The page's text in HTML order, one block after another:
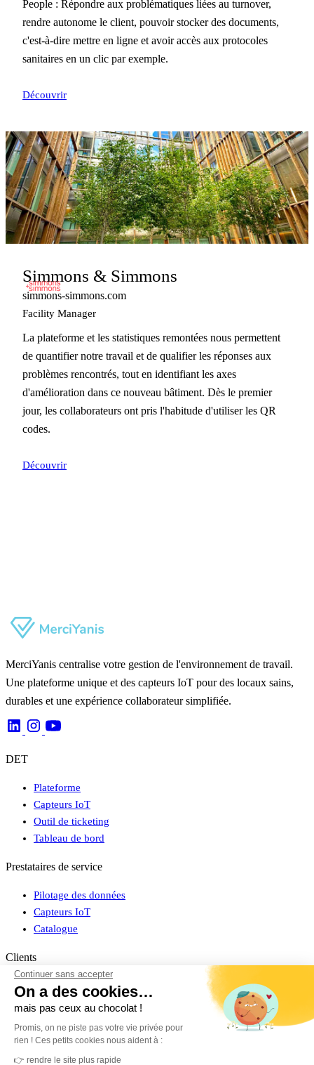
People : Répondre aux problématiques liées au turnover,
rendre autonome le client, pouvoir stocker des documents,
c'est-à-dire mettre en ligne et avoir accès aux protocoles
sanitaires en un clic par exemple.
Découvrir
Simmons & Simmons
simmons-simmons.com
Facility Manager
La plateforme et les statistiques remontées nous permettent
de quantifier notre travail et de qualifier les réponses aux
problèmes rencontrés, tout en identifiant les axes
d'amélioration dans ce nouveau bâtiment. Dès le premier
jour, les collaborateurs ont pris l'habitude d'utiliser les QR
codes.
Découvrir
MerciYanis centralise votre gestion de l'environnement de travail.
Une plateforme unique et des capteurs IoT pour des locaux sains,
durables et une expérience collaborateur simplifiée.
DET
Plateforme
Capteurs IoT
Outil de ticketing
Tableau de bord
Prestataires de service
Pilotage des données
Capteurs IoT
Catalogue
Clients
Connexion espace client
À propos
Découvrir MerciYanis
Continuer sans accepter
On a des cookies…
mais pas ceux au chocolat !
Promis, on ne piste pas votre vie privée pour
rien ! Ces petits cookies nous aident à :
👉 rendre le site plus rapide